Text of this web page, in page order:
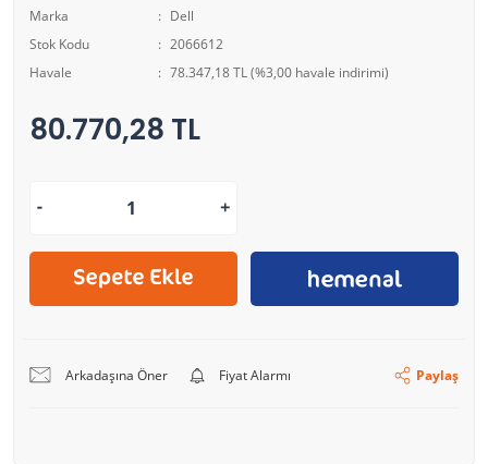
Marka
Dell
Stok Kodu
2066612
Havale
78.347,18 TL (%3,00 havale indirimi)
80.770,28 TL
Arkadaşına Öner Fiyat Alarmı Paylaş